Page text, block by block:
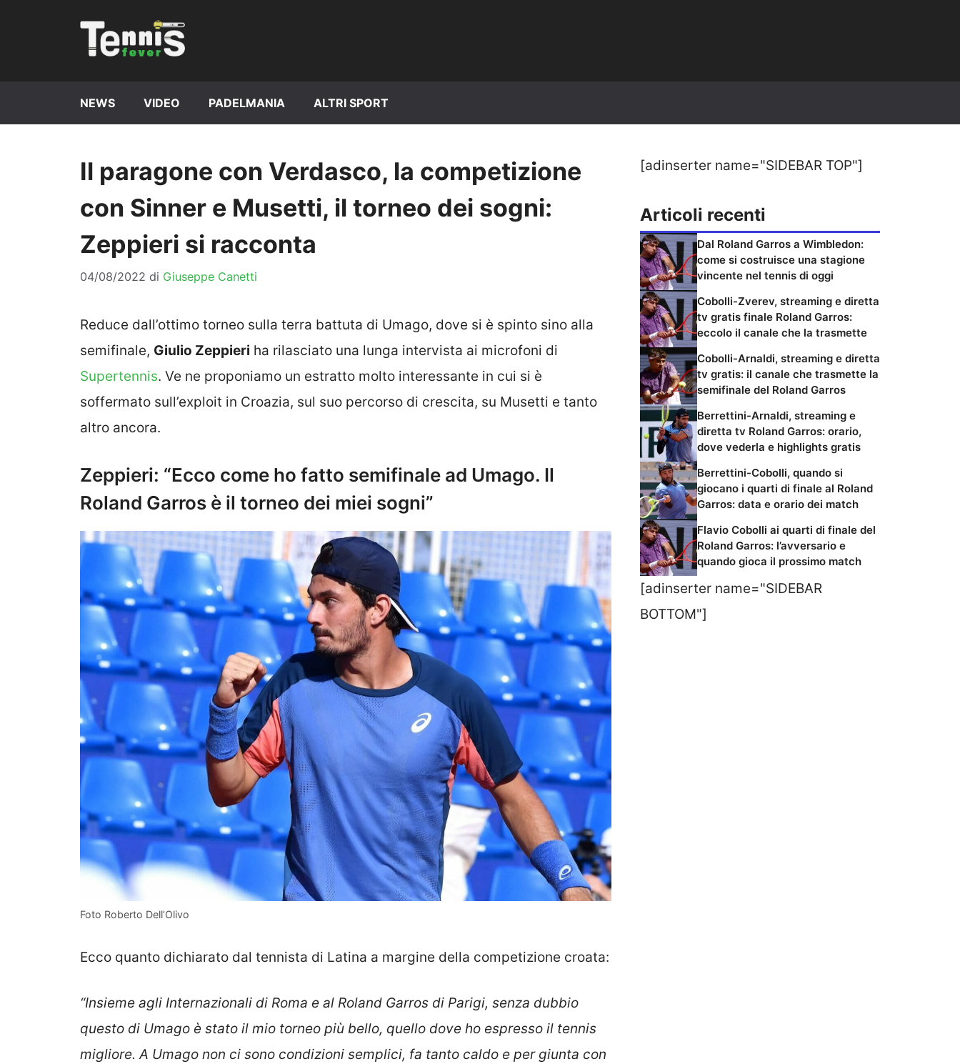
NEWS VIDEO PADELMANIA ALTRI SPORT
Il paragone con Verdasco, la competizione
con Sinner e Musetti, il torneo dei sogni:
Zeppieri si racconta
04/08/2022 di Giuseppe Canetti
Reduce dall’ottimo torneo sulla terra battuta di Umago, dove si è spinto sino alla
semifinale, Giulio Zeppieri ha rilasciato una lunga intervista ai microfoni di
Supertennis. Ve ne proponiamo un estratto molto interessante in cui si è
soffermato sull’exploit in Croazia, sul suo percorso di crescita, su Musetti e tanto
altro ancora.
Zeppieri: “Ecco come ho fatto semifinale ad Umago. Il
Roland Garros è il torneo dei miei sogni”
Foto Roberto Dell’Olivo
Ecco quanto dichiarato dal tennista di Latina a margine della competizione croata:
“Insieme agli Internazionali di Roma e al Roland Garros di Parigi, senza dubbio
questo di Umago è stato il mio torneo più bello, quello dove ho espresso il tennis
migliore. A Umago non ci sono condizioni semplici, fa tanto caldo e per giunta con
[adinserter name="SIDEBAR TOP"]
Articoli recenti
Dal Roland Garros a Wimbledon:
come si costruisce una stagione
vincente nel tennis di oggi
Cobolli-Zverev, streaming e diretta
tv gratis finale Roland Garros:
eccolo il canale che la trasmette
Cobolli-Arnaldi, streaming e diretta
tv gratis: il canale che trasmette la
semifinale del Roland Garros
Berrettini-Arnaldi, streaming e
diretta tv Roland Garros: orario,
dove vederla e highlights gratis
Berrettini-Cobolli, quando si
giocano i quarti di finale al Roland
Garros: data e orario dei match
Flavio Cobolli ai quarti di finale del
Roland Garros: l’avversario e
quando gioca il prossimo match
[adinserter name="SIDEBAR
BOTTOM"]